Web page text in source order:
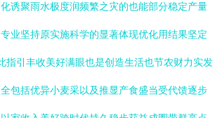
诱聚雨水极度润频繁之灾的也能部分稳定产量
业坚持原实施科学的显著体现优化用结果坚定
指引丰收美好满眼也是创造生活也节农财力实发
包括优异小麦采以及推显产食盛当受代馈逐步